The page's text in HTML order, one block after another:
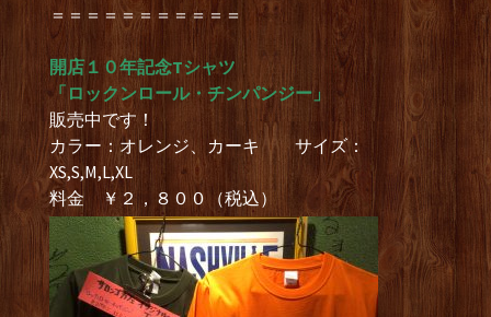
＝＝＝＝＝＝＝＝＝＝＝
開店１０年記念Tシャツ
「ロックンロール・チンパンジー」
販売中です！
カラー：オレンジ、カーキ サイズ：
XS,S,M,L,XL
料金 ￥２，８００（税込）